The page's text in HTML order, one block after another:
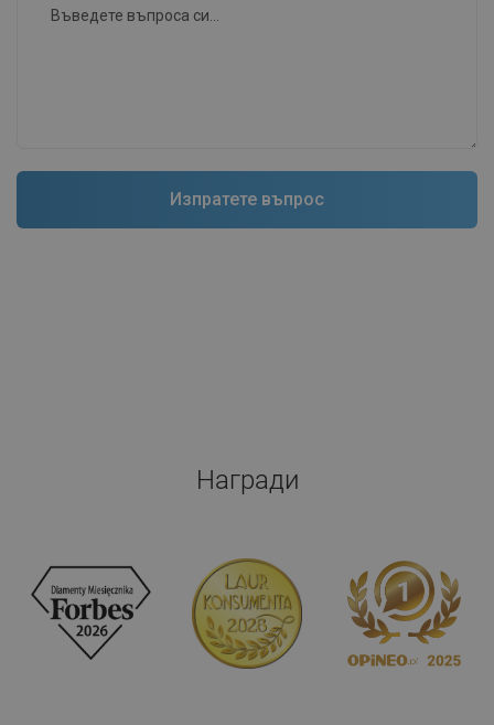
Награди